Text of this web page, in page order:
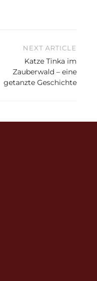
NEXT ARTICLE
Katze Tinka im
Zauberwald – eine
getanzte Geschichte